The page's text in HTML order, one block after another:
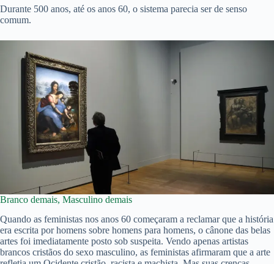
Durante 500 anos, até os anos 60, o sistema parecia ser de senso
comum.
Branco demais, Masculino demais
Quando as feministas nos anos 60 começaram a reclamar que a história
era escrita por homens sobre homens para homens, o cânone das belas
artes foi imediatamente posto sob suspeita. Vendo apenas artistas
brancos cristãos do sexo masculino, as feministas afirmaram que a arte